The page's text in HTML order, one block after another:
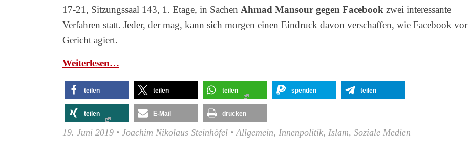
17-21, Sitzungssaal 143, 1. Etage, in Sachen Ahmad Mansour gegen Facebook zwei interessante
Verfahren statt. Jeder, der mag, kann sich morgen einen Eindruck davon verschaffen, wie Facebook vor
Gericht agiert.
Wei­ter­le­sen…
teilen teilen teilen spenden teilen
teilen E-Mail drucken
19. Juni 2019 • Joachim Nikolaus Steinhöfel •Allgemein, Innenpolitik, Islam, Soziale Medien